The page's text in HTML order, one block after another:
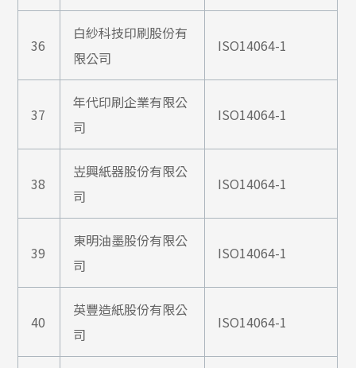
36
白紗科技印刷股份有
限公司
ISO14064-1
37
年代印刷企業有限公
司
ISO14064-1
38
岦興紙器股份有限公
司
ISO14064-1
39
東明油墨股份有限公
司
ISO14064-1
40
英豐造紙股份有限公
司
ISO14064-1